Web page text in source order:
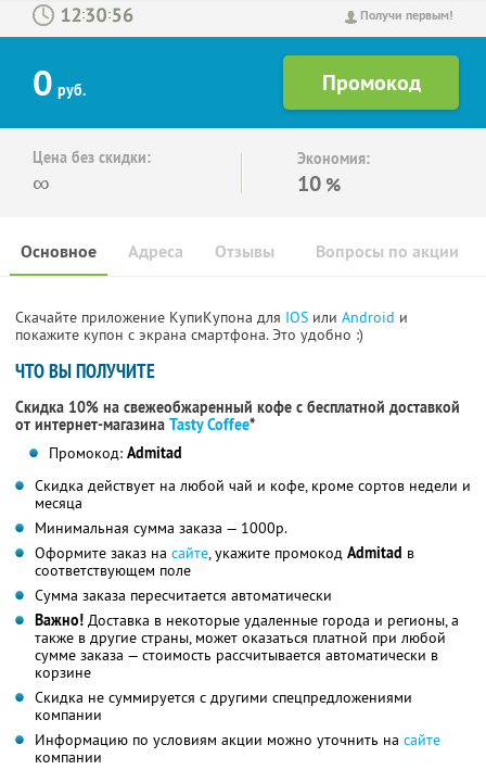
Получи первым!
: :
0 руб.
Цена без скидки:
∞
Экономия:
10 %
Основное Отзывы Вопросы по акции
Адреса
Скачайте приложение КупиКупона для IOS или Android и
покажите купон с экрана смартфона. Это удобно :)
ЧТО ВЫ ПОЛУЧИТЕ
Скидка 10% на свежеобжаренный кофе с бесплатной доставкой
от интернет-магазина Tasty Coffee*
Промокод: Admitad
Скидка действует на любой чай и кофе, кроме сортов недели и
месяца
Минимальная сумма заказа — 1000р.
Оформите заказ на сайте, укажите промокод Admitad в
соответствующем поле
Сумма заказа пересчитается автоматически
Важно! Доставка в некоторые удаленные города и регионы, а
также в другие страны, может оказаться платной при любой
сумме заказа — стоимость рассчитывается автоматически в
корзине
Скидка не суммируется с другими спецпредложениями
компании
Информацию по условиям акции можно уточнить на сайте
компании